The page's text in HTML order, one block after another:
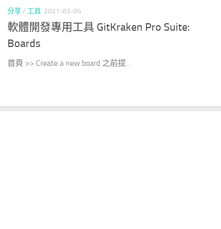
分享/ 工具 2021-03-04
軟體開發專用工具 GitKraken Pro Suite:
Boards
首頁 >> Create a new board 之前提...